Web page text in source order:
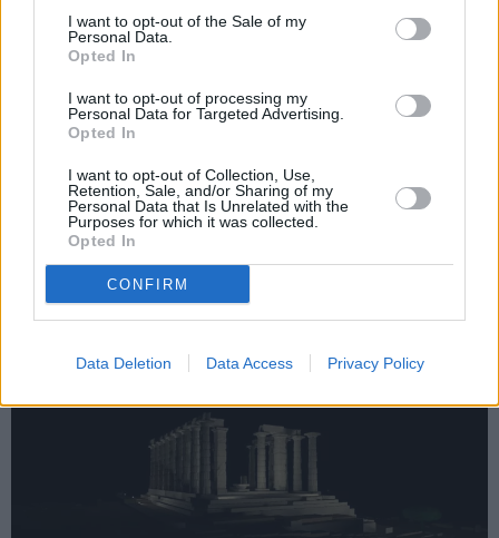
I want to opt-out of the Sale of my
Personal Data.
Opted In
I want to opt-out of processing my
Personal Data for Targeted Advertising.
Opted In
I want to opt-out of Collection, Use,
Retention, Sale, and/or Sharing of my
Personal Data that Is Unrelated with the
Purposes for which it was collected.
Opted In
CONFIRM
Data Deletion Data Access Privacy Policy
Το ΥΠΠΟ αναβαθμίζει τις υποδομές
εξυπηρέτησης των επισκεπτών στη Φαιστό